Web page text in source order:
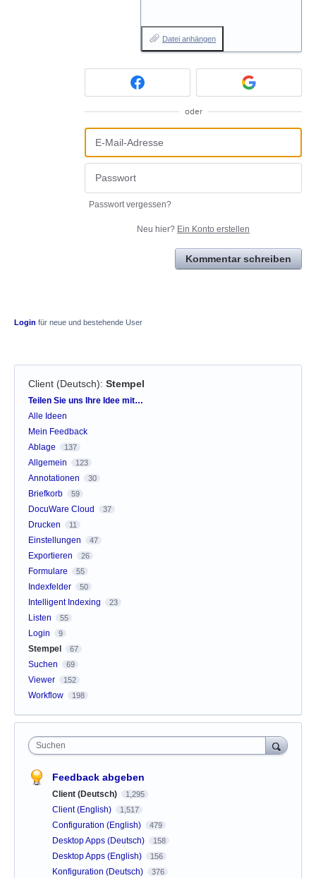
Datei anhängen
oder
Passwort vergessen?
Neu hier? Ein Konto erstellen
Kommentar schreiben
Login für neue und bestehende User
Client (Deutsch): Stempel
Kategorien
Teilen Sie uns Ihre Idee mit…
Alle Ideen
Mein Feedback
Ablage
137
Allgemein 123
Annotationen 30
Briefkorb 59
DocuWare Cloud 37
Drucken 11
Einstellungen 47
Exportieren 26
Formulare 55
Indexfelder 50
Intelligent Indexing 23
Listen 55
Login 9
Stempel 67
Suchen 69
Viewer 152
Workflow 198
Suchen
Feedback abgeben
Client (Deutsch) 1,295
Client (English) 1,517
Configuration (English) 479
Desktop Apps (Deutsch) 158
Desktop Apps (English) 156
Konfiguration (Deutsch) 376